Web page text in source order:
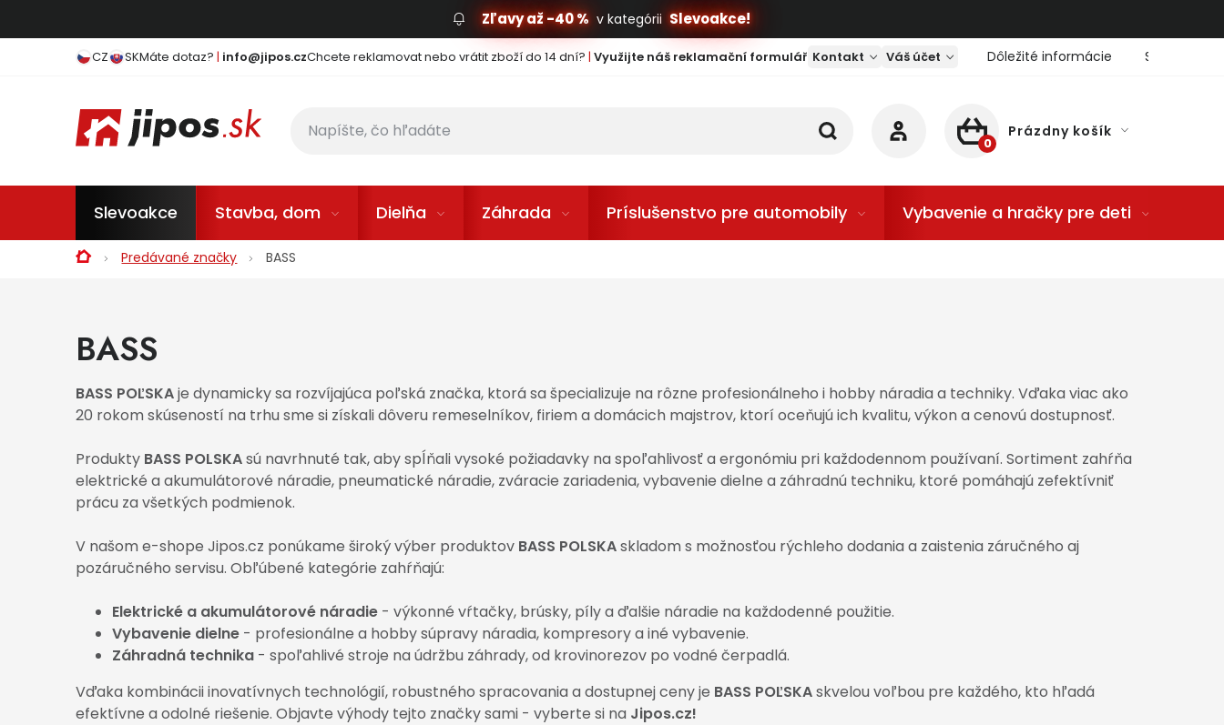
Zľavy až -40 % v kategórii Slevoakce!
CZ SKMáte dotaz? | info@jipos.czChcete reklamovat nebo vrátit zboží do 14 dní? | Využijte náš reklamační formulář Kontakt Váš účet Dôležité informácie Servis
NÁKUPNÝ KOŠÍK
Prázdny košík
Slevoakce Stavba, dom Dielňa Záhrada Príslušenstvo pre automobily Vybavenie a hračky pre deti
DomovPredávané značky BASS
BASS
BASS POĽSKAje dynamicky sa rozvíjajúca poľská značka, ktorá sa špecializuje na rôzne profesionálneho i hobby náradia a techniky. Vďaka viac ako
20 rokom skúseností na trhu sme si získali dôveru remeselníkov, firiem a domácich majstrov, ktorí oceňujú ich kvalitu, výkon a cenovú dostupnosť.
Produkty BASS POLSKAsú navrhnuté tak, aby spĺňali vysoké požiadavky na spoľahlivosť a ergonómiu pri každodennom používaní. Sortiment zahŕňa
elektrické a akumulátorové náradie, pneumatické náradie, zváracie zariadenia, vybavenie dielne a záhradnú techniku, ktoré pomáhajú zefektívniť
prácu za všetkých podmienok.
V našom e-shope Jipos.cz ponúkame široký výber produktov BASS POLSKAskladom s možnosťou rýchleho dodania a zaistenia záručného aj
pozáručného servisu. Obľúbené kategórie zahŕňajú:
Elektrické a akumulátorové náradie - výkonné vŕtačky, brúsky, píly a ďalšie náradie na každodenné použitie.
Vybavenie dielne - profesionálne a hobby súpravy náradia, kompresory a iné vybavenie.
Záhradná technika - spoľahlivé stroje na údržbu záhrady, od krovinorezov po vodné čerpadlá.
Vďaka kombinácii inovatívnych technológií, robustného spracovania a dostupnej ceny je BASS POĽSKAskvelou voľbou pre každého, kto hľadá
efektívne a odolné riešenie. Objavte výhody tejto značky sami - vyberte si na Jipos.cz!